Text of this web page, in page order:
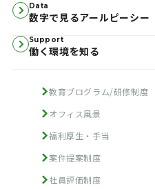
Data
数字で見るアールピーシー
Support
働く環境を知る
教育プログラム/研修制度
オフィス風景
福利厚生・手当
案件提案制度
社員評価制度